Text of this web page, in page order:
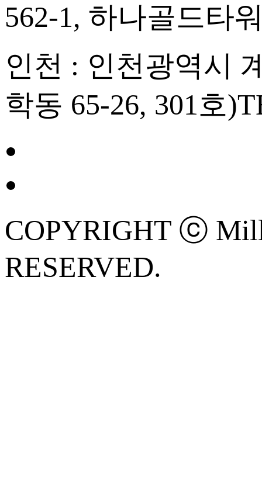
562-1, 하나골드타
인천 : 인천광역시
학동 65-26, 301호)
COPYRIGHT ⓒ
RESERVED.